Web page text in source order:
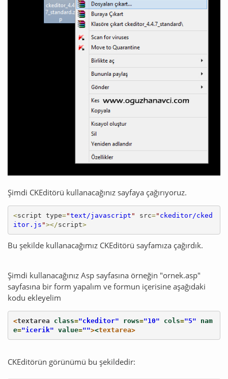
Şimdi CKEditörü kullanacağınız sayfaya çağırıyoruz.
<script type="text/javascript " src=" ckeditor/cked
itor.js "></script>
Bu şekilde kullanacağımız CKEditörü sayfamıza çağırdık.
Şimdi kullanacağınız Asp sayfasına örneğin "ornek.asp"
sayfasına bir form yapalım ve formun içerisine aşağıdaki
kodu ekleyelim
<textarea class="ckeditor" rows="10" cols="5"
nam
e="icerik" value=""><textarea>
CKEditörün görünümü bu şekildedir: